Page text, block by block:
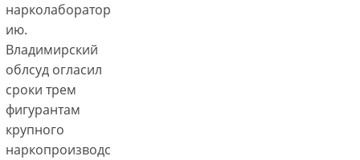
нарколаборатор
ию.
Владимирский
облсуд огласил
сроки трем
фигурантам
крупного
наркопроизводс